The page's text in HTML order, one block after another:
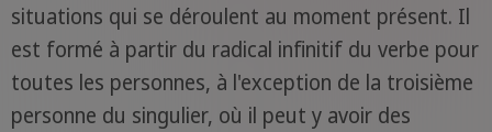
situations qui se déroulent au moment présent. Il
est formé à partir du radical infinitif du verbe pour
toutes les personnes, à l'exception de la troisième
personne du singulier, où il peut y avoir des